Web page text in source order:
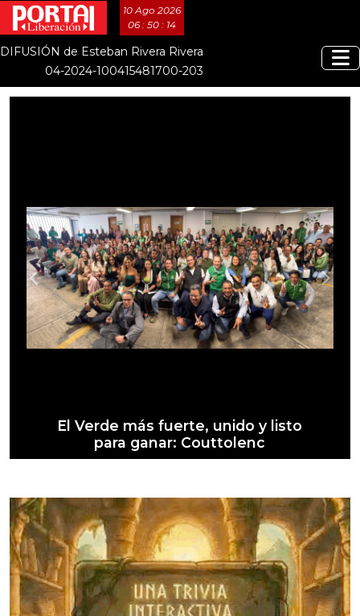
10 Ago 2026
06 : 50 : 17
DIFUSIÓN de Esteban Rivera Rivera
04-2024-100415481700-203
El Verde más fuerte, unido y listo
para ganar: Couttolenc